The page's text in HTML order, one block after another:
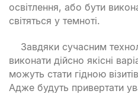
освітлення, або бути
світяться у темноті.
Завдяки сучасним
виконати дійсно якісні
можуть стати гідною
Адже будуть привертати